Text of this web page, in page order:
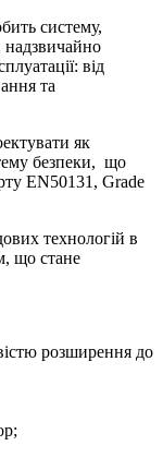
систему,
від
та
як
безпеки, що
EN50131, Grade
технологій в
що стане
розширення до